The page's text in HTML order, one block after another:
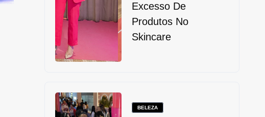
Excesso De
Produtos No
Skincare
BELEZA